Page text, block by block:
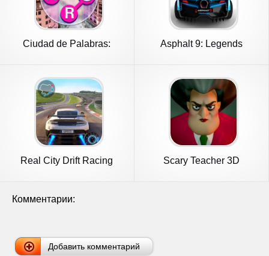
Ciudad de Palabras:
Asphalt 9: Legends
Real City Drift Racing
Scary Teacher 3D
Комментарии:
Добавить комментарий